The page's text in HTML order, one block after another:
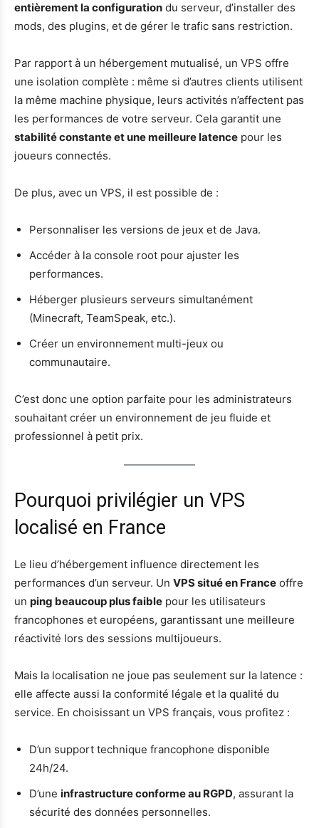
entièrement la configuration du serveur, d’installer des
mods, des plugins, et de gérer le trafic sans restriction.
Par rapport à un hébergement mutualisé, un VPS offre
une isolation complète : même si d’autres clients utilisent
la même machine physique, leurs activités n’affectent pas
les performances de votre serveur. Cela garantit une
stabilité constante et une meilleure latence pour les
joueurs connectés.
De plus, avec un VPS, il est possible de :
Personnaliser les versions de jeux et de Java.
Accéder à la console root pour ajuster les
performances.
Héberger plusieurs serveurs simultanément
(Minecraft, TeamSpeak, etc.).
Créer un environnement multi-jeux ou
communautaire.
C’est donc une option parfaite pour les administrateurs
souhaitant créer un environnement de jeu fluide et
professionnel à petit prix.
Pourquoi privilégier un VPS
localisé en France
Le lieu d’hébergement influence directement les
performances d’un serveur. Un VPS situé en France offre
un ping beaucoup plus faible pour les utilisateurs
francophones et européens, garantissant une meilleure
réactivité lors des sessions multijoueurs.
Mais la localisation ne joue pas seulement sur la latence :
elle affecte aussi la conformité légale et la qualité du
service. En choisissant un VPS français, vous profitez :
D’un support technique francophone disponible
24h/24.
D’une infrastructure conforme au RGPD, assurant la
sécurité des données personnelles.